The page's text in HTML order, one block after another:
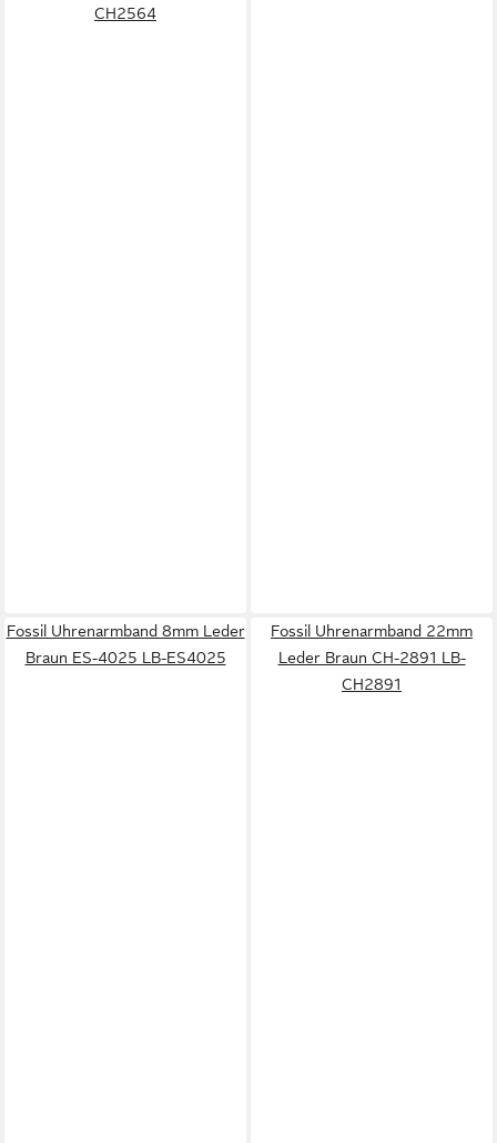
CH2564
Fossil Uhrenarmband 8mm Leder
Braun ES-4025 LB-ES4025
Fossil Uhrenarmband 22mm
Leder Braun CH-2891 LB-
CH2891